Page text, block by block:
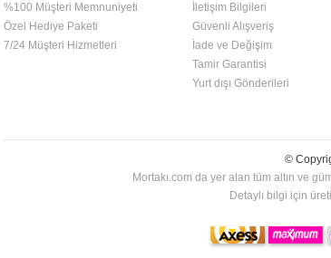
%100 Müşteri Memnuniyeti
Özel Hediye Paketi
7/24 Müşteri Hizmetleri
İletişim Bilgileri
Güvenli Alışveriş
İade ve Değişim
Tamir Garantisi
Yurt dışı Gönderileri
©
Mortakı.com da yer alan tüm altın ve
Detaylı bilgi için